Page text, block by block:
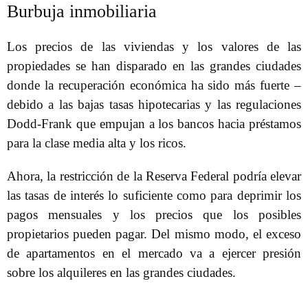
Burbuja inmobiliaria
Los precios de las viviendas y los valores de las
propiedades se han disparado en las grandes ciudades
donde la recuperación económica ha sido más fuerte –
debido a las bajas tasas hipotecarias y las regulaciones
Dodd-Frank que empujan a los bancos hacia préstamos
para la clase media alta y los ricos.
Ahora, la restricción de la Reserva Federal podría elevar
las tasas de interés lo suficiente como para deprimir los
pagos mensuales y los precios que los posibles
propietarios pueden pagar. Del mismo modo, el exceso
de apartamentos en el mercado va a ejercer presión
sobre los alquileres en las grandes ciudades.